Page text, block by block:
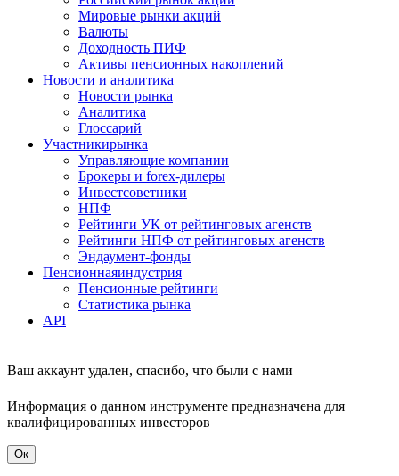
Мировые рынки акций
Валюты
Доходность ПИФ
Активы пенсионных накоплений
Новости и аналитика
Новости рынка
Аналитика
Глоссарий
Участникирынка
Управляющие компании
Брокеры и forex-дилеры
Инвестсоветники
НПФ
Рейтинги УК от рейтинговых агенств
Рейтинги НПФ от рейтинговых агенств
Эндаумент-фонды
Пенсионнаяиндустрия
Пенсионные рейтинги
Статистика рынка
API
Ваш аккаунт удален, спасибо, что были с нами
Информация о данном инструменте предназначена для
квалифицированных инвесторов
Ок